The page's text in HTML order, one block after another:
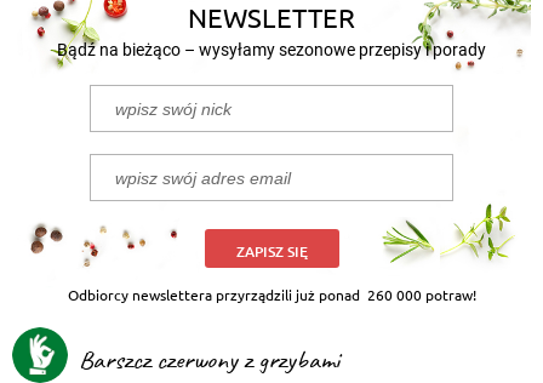
NEWSLETTER
Bądź na bieżąco – wysyłamy sezonowe przepisy i porady
ZAPISZ SIĘ
Odbiorcy newslettera przyrządzili już ponad 260 000 potraw!
Barszcz czerwony z grzybami